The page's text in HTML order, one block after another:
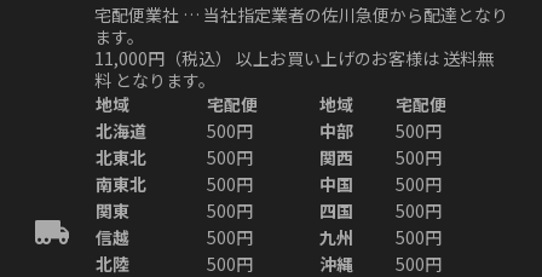
宅配便業社 … 当社指定業者の佐川急便から配達となり
ます。
11,000円（税込）
以上お買い上げのお客様は 送料無
料 となります。
地域
宅配便 地域
宅配便
北海道
500円 中部
500円
北東北
500円 関西
500円
南東北
500円 中国
500円
関東
500円 四国
500円
信越
500円 九州
500円
北陸
500円 沖縄
500円